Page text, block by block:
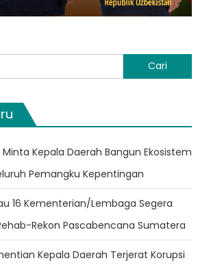
Kepala Daerah Bangun Ekosistem
Pemangku Kepentingan
16 Kementerian/Lembaga Segera
Rekon Pascabencana Sumatera
Kepala Daerah Terjerat Korupsi